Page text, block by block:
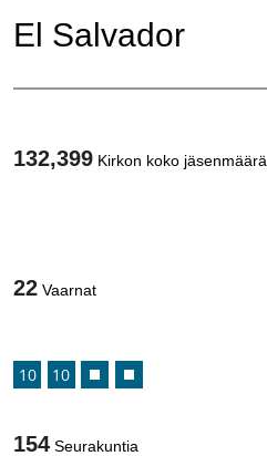
El Salvador
132,399 Kirkon koko jäsenmäärä
22 Vaarnat
10 10
154 Seurakuntia